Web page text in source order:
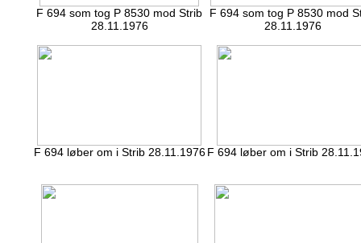
F 694 som tog P 8530 mod Strib
28.11.1976
F 694 som tog P 8530 mod
28.11.1976
F 694 løber om i Strib 28.11.1976 F 694 løber om i Strib